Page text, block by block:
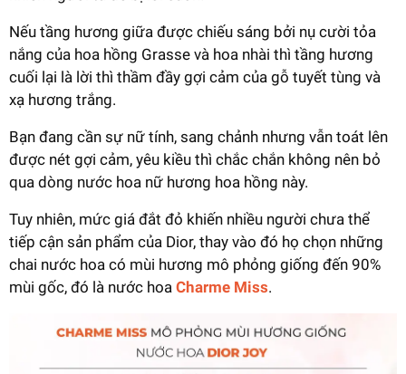
Nếu tầng hương giữa được chiếu sáng bởi nụ cười tỏa
nắng của hoa hồng Grasse và hoa nhài thì tầng hương
cuối lại là lời thì thầm đầy gợi cảm của gỗ tuyết tùng và
xạ hương trắng.
Bạn đang cần sự nữ tính, sang chảnh nhưng vẫn toát lên
được nét gợi cảm, yêu kiều thì chắc chắn không nên bỏ
qua dòng nước hoa nữ hương hoa hồng này.
Tuy nhiên, mức giá đắt đỏ khiến nhiều người chưa thể
tiếp cận sản phẩm của Dior, thay vào đó họ chọn những
chai nước hoa có mùi hương mô phỏng giống đến 90%
mùi gốc, đó là nước hoa Charme Miss.